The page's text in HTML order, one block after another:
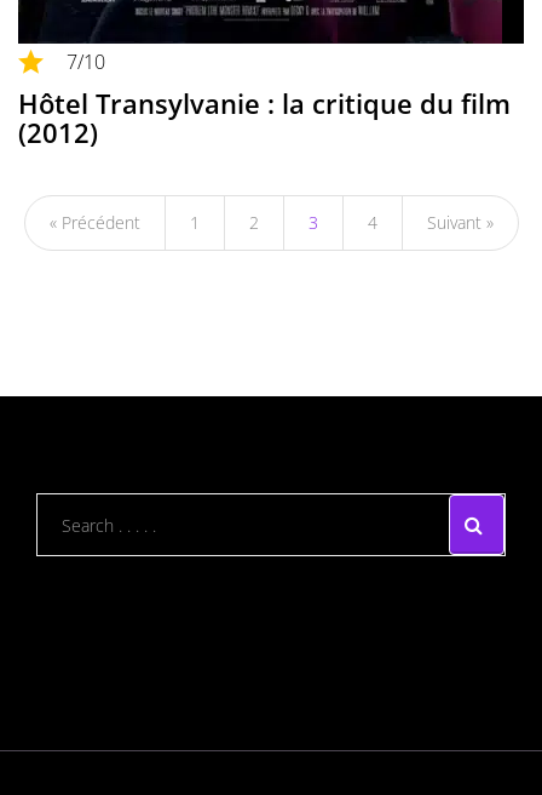
7/10
Hôtel Transylvanie : la critique du film
(2012)
« Précédent 1 2 3 4 Suivant »